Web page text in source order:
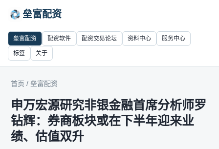
垒富配资
垒富配资 配资软件 配资交易论坛 资料中心 服务中心
标签 关于
首页 / 垒富配资
申万宏源研究非银金融首席分析师罗
钻辉：券商板块或在下半年迎来业
绩、估值双升